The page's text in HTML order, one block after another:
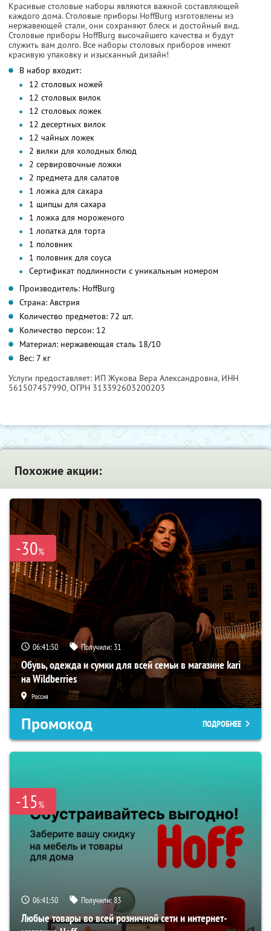
Красивые столовые наборы являются важной составляющей
каждого дома. Столовые приборы HoffBurg изготовлены из
нержавеющей стали, они сохраняют блеск и достойный вид.
Столовые приборы HoffBurg высочайшего качества и будут
служить вам долго. Все наборы столовых приборов имеют
красивую упаковку и изысканный дизайн!
В набор входит:
12 столовых ножей
12 столовых вилок
12 столовых ложек
12 десертных вилок
12 чайных ложек
2 вилки для холодных блюд
2 сервировочные ложки
2 предмета для салатов
1 ложка для сахара
1 щипцы для сахара
1 ложка для мороженого
1 лопатка для торта
1 половник
1 половник для соуса
Сертификат подлинности с уникальным номером
Производитель: HoffBurg
Страна: Австрия
Количество предметов: 72 шт.
Количество персон: 12
Материал: нержавеющая сталь 18/10
Вес: 7 кг
Услуги предоставляет: ИП Жукова Вера Александровна, ИНН
561507457990, ОГРН 313392603200203
Похожие акции:
-30%
06:41:49 Получили: 31
Обувь, одежда и сумки для всей семьи в магазине kari
на Wildberries
Россия
Промокод ПОДРОБНЕЕ
-15%
06:41:49 Получили:83
Любые товары во всей розничной сети и интернет-